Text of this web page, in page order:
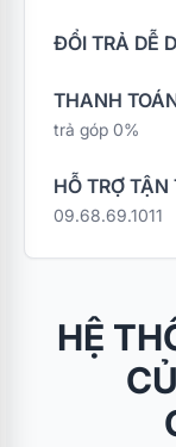
ĐỔI TRẢ DỄ
THANH
trả góp 0%
HỖ TRỢ TẬN
09.68.69.1011
HỆ